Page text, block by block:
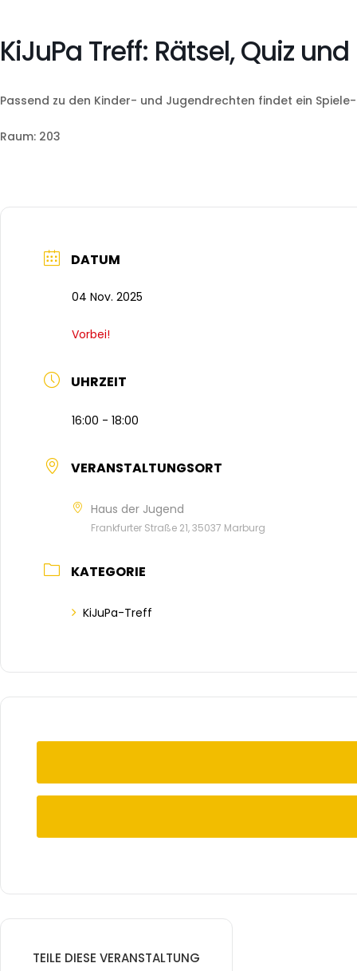
KiJuPa Treff: Rätsel, Quiz
Passend zu den Kinder- und Jugendrechten findet ein
Raum: 203
DATUM
04 Nov. 2025
Vorbei!
UHRZEIT
16:00 - 18:00
VERANSTALTUNGSORT
Haus der Jugend
Frankfurter Straße 21, 35037 Marburg
KATEGORIE
KiJuPa-Treff
TEILE DIESE VERANSTALTUNG